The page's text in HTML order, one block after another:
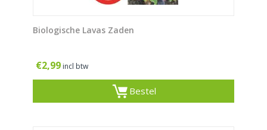
Biologische Lavas Zaden
€2,99 incl btw
Bestel